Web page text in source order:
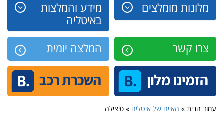
מלונות מומלצים
מידע והמלצות
באיטליה
צרו קשר
המלצה יומית
עמוד הבית » האיים של איטליה » סיצילה